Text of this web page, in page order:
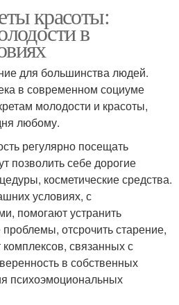
красоты:
в
для большинства людей.
в современном социуме
молодости и красоты,
любому.
регулярно посещать
позволить себе дорогие
косметические средства.
условиях, с
помогают устранить
проблемы, отсрочить старение,
связанных с
в собственных
психоэмоциональных